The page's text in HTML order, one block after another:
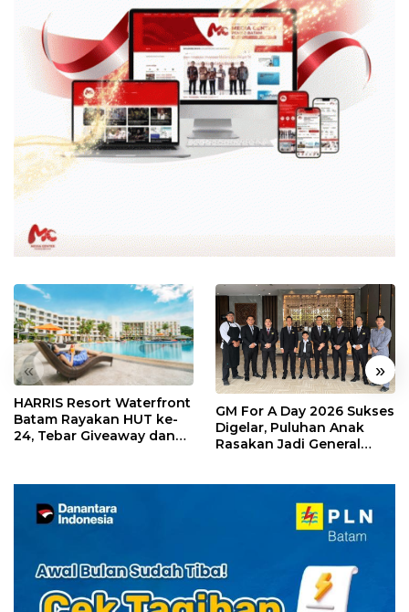
« »
HARRIS Resort Waterfront
Batam Rayakan HUT ke-
24, Tebar Giveaway dan
GM For A Day 2026 Sukses
Digelar, Puluhan Anak
Rasakan Jadi General